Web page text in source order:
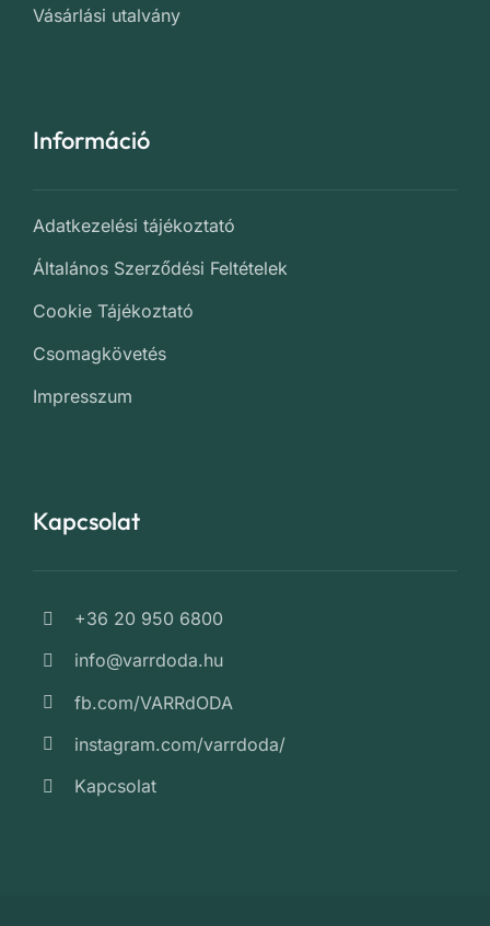
Vásárlási utalvány
Információ
Adatkezelési tájékoztató
Általános Szerződési Feltételek
Cookie Tájékoztató
Csomagkövetés
Impresszum
Kapcsolat
+36 20 950 6800
info@varrdoda.hu
fb.com/VARRdODA
instagram.com/varrdoda/
Kapcsolat